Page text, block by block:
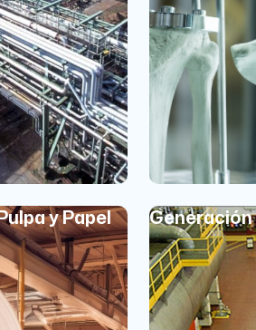
y Papel